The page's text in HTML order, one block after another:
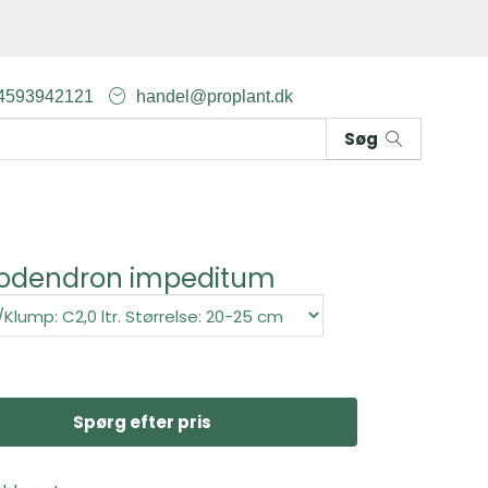
handel@proplant.dk
Søg
impeditum
Spørg efter pris